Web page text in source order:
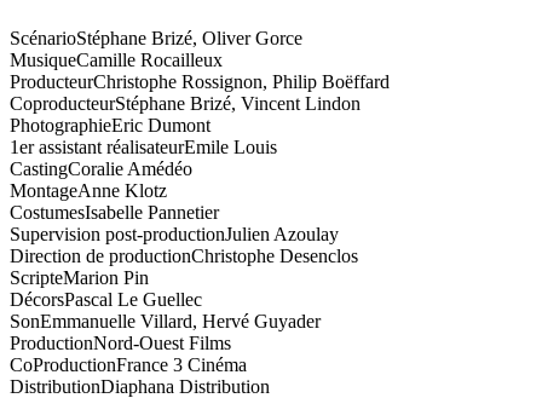
ScénarioStéphane Brizé, Oliver Gorce
MusiqueCamille Rocailleux
ProducteurChristophe Rossignon, Philip Boëffard
CoproducteurStéphane Brizé, Vincent Lindon
PhotographieEric Dumont
1er assistant réalisateurEmile Louis
CastingCoralie Amédéo
MontageAnne Klotz
CostumesIsabelle Pannetier
Supervision post-productionJulien Azoulay
Direction de productionChristophe Desenclos
ScripteMarion Pin
DécorsPascal Le Guellec
SonEmmanuelle Villard, Hervé Guyader
ProductionNord-Ouest Films
CoProductionFrance 3 Cinéma
DistributionDiaphana Distribution